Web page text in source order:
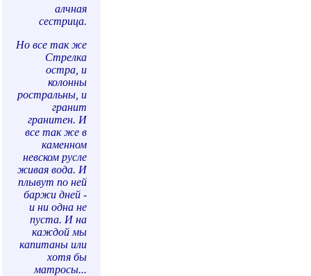
алчная
сестрица.
Но все так же
Стрелка
остра, и
колонны
ростральны, и
гранит
гранитен. И
все так же в
каменном
невском русле
живая вода. И
плывут по ней
баржи дней -
и ни одна не
пуста. И на
каждой мы
капитаны или
хотя бы
матросы...